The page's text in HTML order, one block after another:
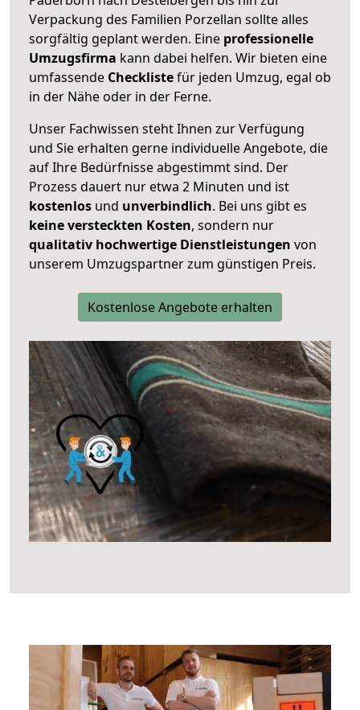
Verpackung des Familien Porzellan sollte alles
sorgfältig geplant werden. Eine professionelle
Umzugsfirma kann dabei helfen. Wir bieten eine
umfassende Checklistefür jeden Umzug, egal ob
in der Nähe oder in der Ferne.
Unser Fachwissen steht Ihnen zur Verfügung
und Sie erhalten gerne individuelle Angebote, die
auf Ihre Bedürfnisse abgestimmt sind. Der
Prozess dauert nur etwa 2 Minuten und ist
kostenlos und unverbindlich. Bei uns gibt es
keine versteckten Kosten, sondern nur
qualitativ hochwertige Dienstleistungen von
unserem Umzugspartner zum günstigen Preis.
Kostenlose Angebote erhalten